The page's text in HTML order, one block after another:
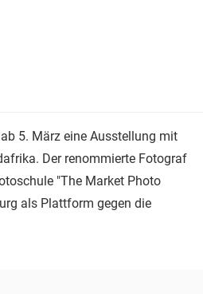
5. März eine Ausstellung mit
Der renommierte Fotograf
"The Market Photo
als Plattform gegen die